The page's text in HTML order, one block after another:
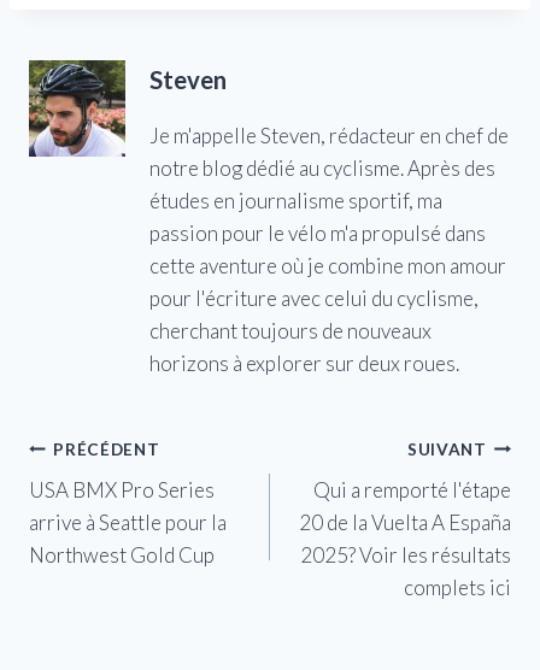
Steven
Je m'appelle Steven, rédacteur en chef de
notre blog dédié au cyclisme. Après des
études en journalisme sportif, ma
passion pour le vélo m'a propulsé dans
cette aventure où je combine mon amour
pour l'écriture avec celui du cyclisme,
cherchant toujours de nouveaux
horizons à explorer sur deux roues.
Navigation
de
l’article
PRÉCÉDENT
USA BMX Pro Series
arrive à Seattle pour la
Northwest Gold Cup
SUIVANT
Qui a remporté l'étape
20 de la Vuelta A España
2025? Voir les résultats
complets ici